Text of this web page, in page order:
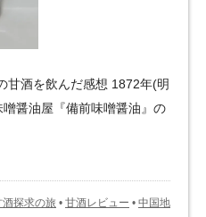
甘酒を飲んだ感想 1872年(明
醤油屋『備前味噌醤油』の
酒探求の旅 • 甘酒レビュー • 中国地